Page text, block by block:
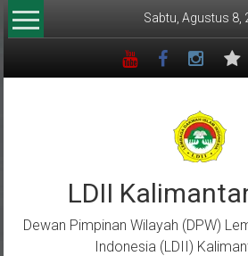
Lompat
ke
Sabtu, Agustus 8,
LDII
Dewan Pimpinan Wilayah (DPW)
Indonesia (LDII)